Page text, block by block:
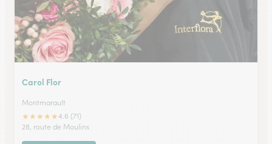
Carol Flor
Montmarault
★★★★★4.6 (71)
28, route de Moulins